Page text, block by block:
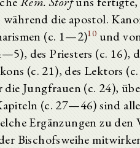
die apostol.
(c. 1—2)10 und
des Priesters (c. 16),
(c. 21), des Lektors
Jungfrauen (c. 24),
(c. 27—46) sind
Ergänzungen zu den
Bischofsweihe